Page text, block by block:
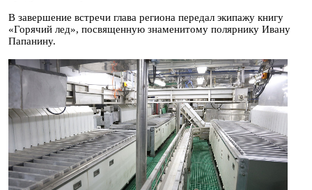
В завершение встречи глава региона передал экипажу книгу
«Горячий лед», посвященную знаменитому полярнику Ивану
Папанину.